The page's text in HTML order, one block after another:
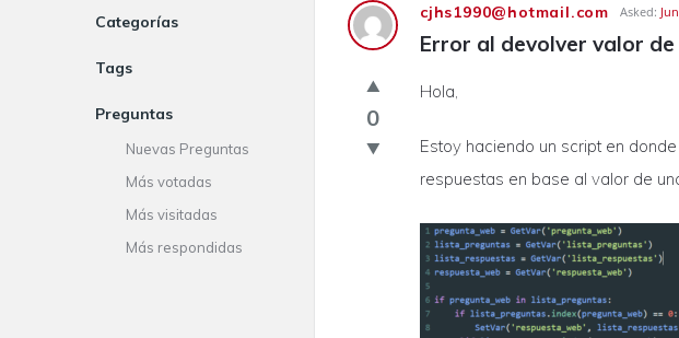
Rocketbot
Forum
Latest
Questions
cjhs1990@hotmail.com Asked:
Error al devolver valor
0
Hola,
Estoy haciendo un script en
respuestas en base al valor de
Categorías
Tags
Preguntas
Nuevas Preguntas
Más votadas
Más visitadas
Más respondidas